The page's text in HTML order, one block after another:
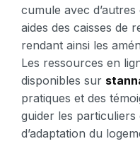
cumule avec d’autres
aides des caisses de
rendant ainsi les
Les ressources en
disponibles sur
pratiques et des
guider les
d’adaptation du